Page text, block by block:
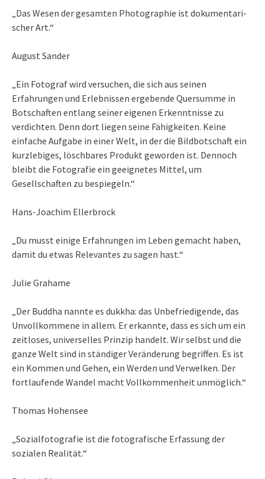
„Das We­sen der ge­sam­ten Pho­to­gra­phie ist do­ku­men­ta­ri­
scher Art.“
August Sander
„Ein Fotograf wird versuchen, die sich aus seinen
Erfahrungen und Erlebnissen ergebende Quersumme in
Botschaften entlang seiner eigenen Erkenntnisse zu
verdichten. Denn dort liegen seine Fähigkeiten. Keine
einfache Aufgabe in einer Welt, in der die Bildbotschaft ein
kurzlebiges, löschbares Produkt geworden ist. Dennoch
bleibt die Fotografie ein geeignetes Mittel, um
Gesellschaften zu bespiegeln.“
Hans-Joachim Ellerbrock
„Du musst einige Erfahrungen im Leben gemacht haben,
damit du etwas Relevantes zu sagen hast.“
Julie Grahame
„Der Buddha nannte es dukkha: das Unbefriedigende, das
Unvollkommene in allem. Er erkannte, dass es sich um ein
zeitloses, universelles Prinzip handelt. Wir selbst und die
ganze Welt sind in ständiger Veränderung begriffen. Es ist
ein Kommen und Gehen, ein Werden und Verwelken. Der
fortlaufende Wandel macht Vollkommenheit unmöglich.“
Thomas Hohensee
„Sozialfotografie ist die fotografische Erfassung der
sozialen Realität.“